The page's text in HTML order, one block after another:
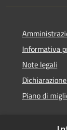
Informativa
Note legali
Piano di